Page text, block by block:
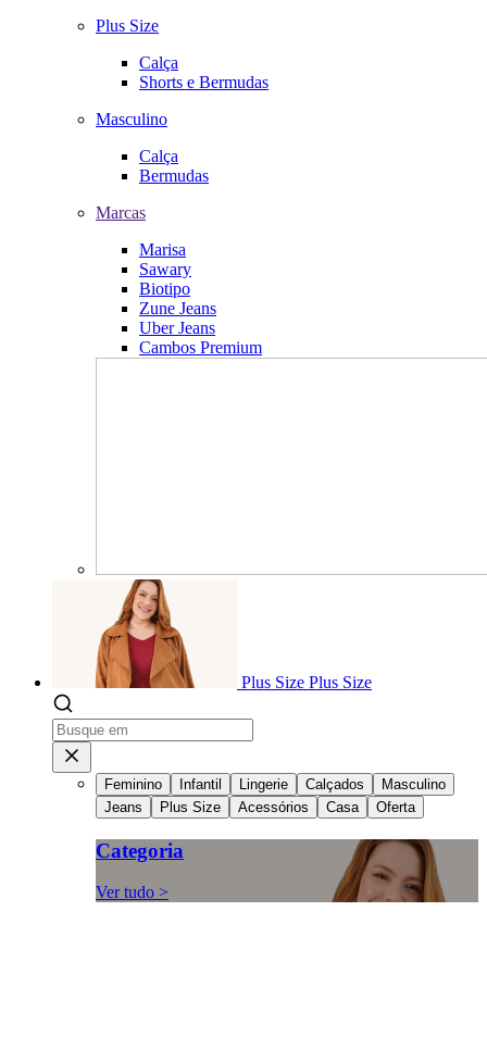
Plus Size
Calça
Shorts e Bermudas
Masculino
Calça
Bermudas
Marcas
Marisa
Sawary
Biotipo
Zune Jeans
Uber Jeans
Cambos Premium
Plus Size Plus Size
Feminino Infantil Lingerie Calçados
Masculino
Jeans
Plus Size Acessórios Casa Oferta
Categoria
Ver tudo >